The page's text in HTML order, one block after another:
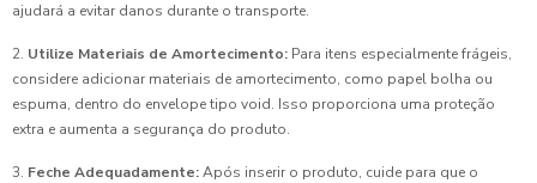
ajudará a evitar danos durante o transporte.
2. Utilize Materiais de Amortecimento: Para itens especialmente frágeis,
considere adicionar materiais de amortecimento, como papel bolha ou
espuma, dentro do envelope tipo void. Isso proporciona uma proteção
extra e aumenta a segurança do produto.
3. Feche Adequadamente:Após inserir o produto, cuide para que o